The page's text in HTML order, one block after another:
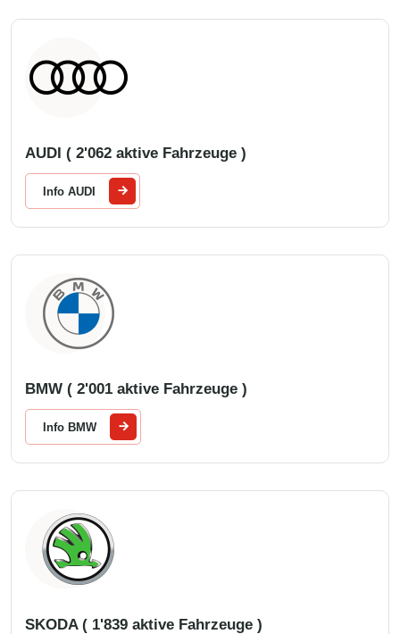
AUDI ( 2'062 aktive Fahrzeuge )
Info AUDI
BMW ( 2'001 aktive Fahrzeuge )
Info BMW
SKODA ( 1'839 aktive Fahrzeuge )